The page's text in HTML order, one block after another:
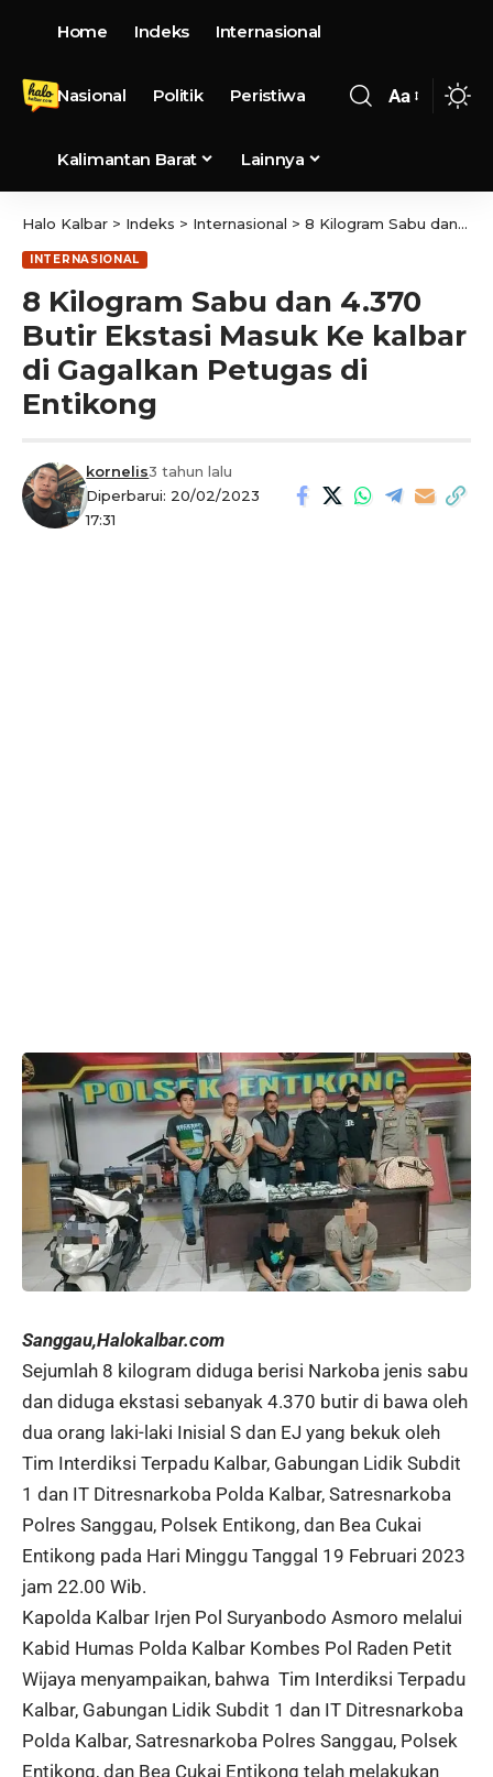
Home Indeks Internasional
Nasional Politik Peristiwa
Kalimantan Barat Lainnya
Aa
Halo Kalbar > Indeks > Internasional > 8 Kilogram Sabu dan 4.370 Butir Ekstasi Masuk Ke kalbar di Gagalkan Petugas di Entikong
INTERNASIONAL
8 Kilogram Sabu dan 4.370
Butir Ekstasi Masuk Ke kalbar
di Gagalkan Petugas di
Entikong
Diperbarui: 20/02/2023
17:31
kornelis3 tahun lalu
Sanggau,Halokalbar.com
Sejumlah 8 kilogram diduga berisi Narkoba jenis sabu
dan diduga ekstasi sebanyak 4.370 butir di bawa oleh
dua orang laki-laki Inisial S dan EJ yang bekuk oleh
Tim Interdiksi Terpadu Kalbar, Gabungan Lidik Subdit
1 dan IT Ditresnarkoba Polda Kalbar, Satresnarkoba
Polres Sanggau, Polsek Entikong, dan Bea Cukai
Entikong pada Hari Minggu Tanggal 19 Februari 2023
jam 22.00 Wib.
Kapolda Kalbar Irjen Pol Suryanbodo Asmoro melalui
Kabid Humas Polda Kalbar Kombes Pol Raden Petit
Wijaya menyampaikan, bahwa Tim Interdiksi Terpadu
Kalbar, Gabungan Lidik Subdit 1 dan IT Ditresnarkoba
Polda Kalbar, Satresnarkoba Polres Sanggau, Polsek
Entikong, dan Bea Cukai Entikong telah melakukan